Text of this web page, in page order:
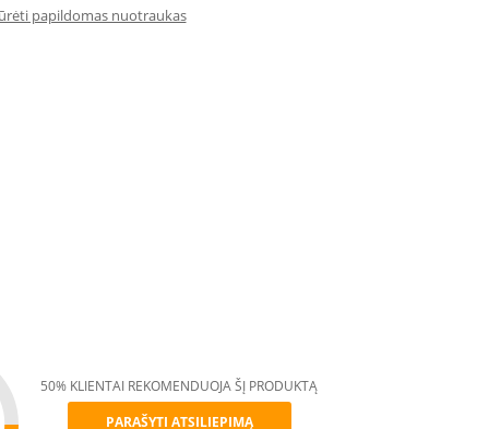
papildomas nuotraukas
50% KLIENTAI REKOMENDUOJA ŠĮ PRODUKTĄ
PARAŠYTI ATSILIEPIMĄ